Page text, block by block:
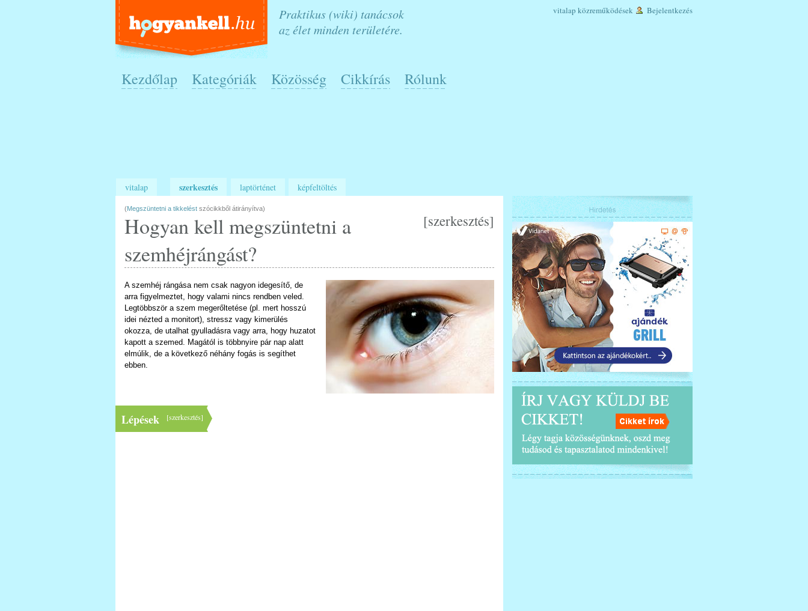
Praktikus (wiki) tanácsok
az élet minden területére.
vitalap közreműködések Bejelentkezés
Kezdőlap Kategóriák Közösség Cikkírás Rólunk
vitalap szerkesztés laptörténet képfeltöltés
(Megszüntetni a tikkelést szócikkből átirányítva)
[szerkesztés]
Hogyan kell megszüntetni a
szemhéjrángást?
A szemhéj rángása nem csak nagyon idegesítő, de
arra figyelmeztet, hogy valami nincs rendben veled.
Legtöbbször a szem megerőltetése (pl. mert hosszú
idei nézted a monitort), stressz vagy kimerülés
okozza, de utalhat gyulladásra vagy arra, hogy huzatot
kapott a szemed. Magától is többnyire pár nap alatt
elmúlik, de a következő néhány fogás is segíthet
ebben.
[szerkesztés]
Lépések